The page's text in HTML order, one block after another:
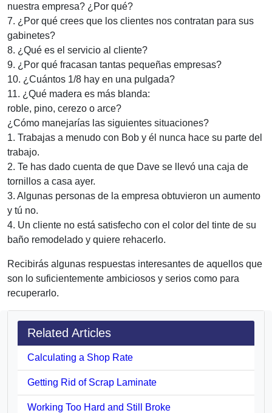
nuestra empresa? ¿Por qué?
7. ¿Por qué crees que los clientes nos contratan para sus
gabinetes?
8. ¿Qué es el servicio al cliente?
9. ¿Por qué fracasan tantas pequeñas empresas?
10. ¿Cuántos 1/8 hay en una pulgada?
11. ¿Qué madera es más blanda:
roble, pino, cerezo o arce?
¿Cómo manejarías las siguientes situaciones?
1. Trabajas a menudo con Bob y él nunca hace su parte del
trabajo.
2. Te has dado cuenta de que Dave se llevó una caja de
tornillos a casa ayer.
3. Algunas personas de la empresa obtuvieron un aumento
y tú no.
4. Un cliente no está satisfecho con el color del tinte de su
baño remodelado y quiere rehacerlo.
Recibirás algunas respuestas interesantes de aquellos que
son lo suficientemente ambiciosos y serios como para
recuperarlo.
Related Articles
Calculating a Shop Rate
Getting Rid of Scrap Laminate
Working Too Hard and Still Broke